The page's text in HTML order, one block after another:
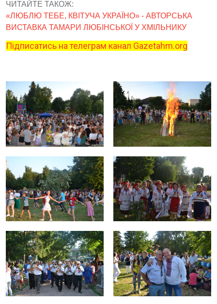
ЧИТАЙТЕ ТАКОЖ:
«ЛЮБЛЮ ТЕБЕ, КВІТУЧА УКРАЇНО» - АВТОРСЬКА
ВИСТАВКА ТАМАРИ ЛЮБІНСЬКОЇ У ХМІЛЬНИКУ
Підписатись на телеграм канал Gazetahm.org